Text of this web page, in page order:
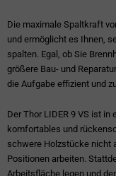
Die maximale Spaltkraft
und ermöglicht es Ihnen,
spalten. Egal, ob Sie
größere Bau- und
die Aufgabe effizient und
Der Thor LIDER 9 VS ist
komfortables und
schwere Holzstücke nicht
Positionen arbeiten.
Arbeitsfläche legen und